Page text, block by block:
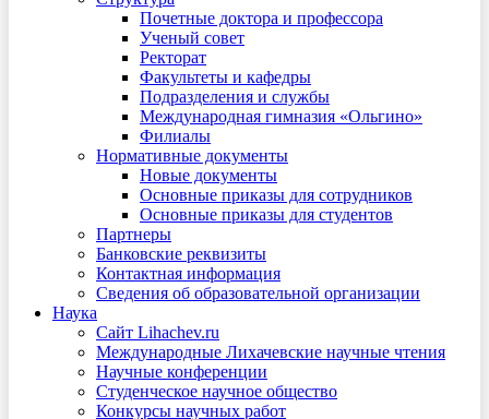
Почетные доктора и профессора
Ученый совет
Ректорат
Факультеты и кафедры
Подразделения и службы
Международная гимназия «Ольгино»
Филиалы
Нормативные документы
Новые документы
Основные приказы для сотрудников
Основные приказы для студентов
Партнеры
Банковские реквизиты
Контактная информация
Сведения об образовательной организации
Наука
Сайт Lihachev.ru
Международные Лихачевские научные чтения
Научные конференции
Студенческое научное общество
Конкурсы научных работ